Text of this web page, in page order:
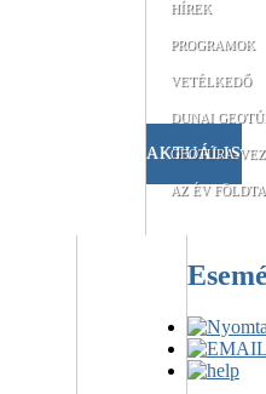
AKTUÁLIS
HÍREK
PROGRAMOK
VETÉLKEDŐ
DUNAI
GEOTÚRA-
AZ ÉV